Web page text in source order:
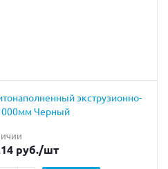
экструзионно-
Черный
руб./шт